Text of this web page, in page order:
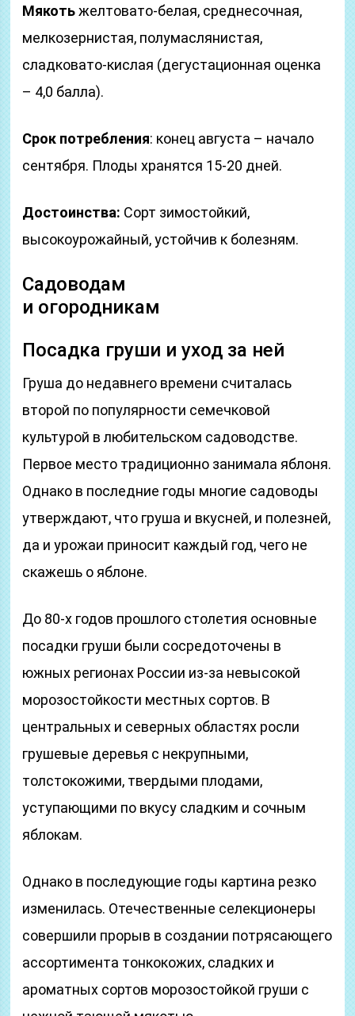
Мякотьжелтовато-белая, среднесочная,
мелкозернистая, полумаслянистая,
сладковато-кислая (дегустационная оценка
– 4,0 балла).
Срок потребления: конец августа – начало
сентября. Плоды хранятся 15-20 дней.
Достоинства: Сорт зимостойкий,
высокоурожайный, устойчив к болезням.
Садоводам
и огородникам
Посадка груши и уход за ней
Груша до недавнего времени считалась
второй по популярности семечковой
культурой в любительском садоводстве.
Первое место традиционно занимала яблоня.
Однако в последние годы многие садоводы
утверждают, что груша и вкусней, и полезней,
да и урожаи приносит каждый год, чего не
скажешь о яблоне.
До 80-х годов прошлого столетия основные
посадки груши были сосредоточены в
южных регионах России из-за невысокой
морозостойкости местных сортов. В
центральных и северных областях росли
грушевые деревья с некрупными,
толстокожими, твердыми плодами,
уступающими по вкусу сладким и сочным
яблокам.
Однако в последующие годы картина резко
изменилась. Отечественные селекционеры
совершили прорыв в создании потрясающего
ассортимента тонкокожих, сладких и
ароматных сортов морозостойкой груши с